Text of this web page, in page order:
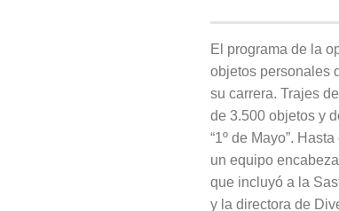
El programa de la
objetos personales
su carrera. Trajes
de 3.500 objetos y
“1º de Mayo”.
un equipo
que incluyó a la
y la directora de